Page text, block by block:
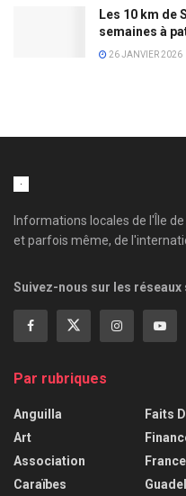
Les 10 km de
semaines à
26 JANVIER 2026
Informations locales de l'Île
et parfois même, de
Suivez-nous sur les réseaux
Par rubriques
Anguilla
Art
Association
Caraïbes
Faits
France